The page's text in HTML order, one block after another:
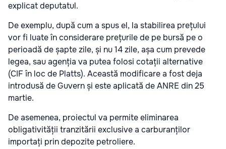
explicat deputatul.
De exemplu, după cum a spus el, la stabilirea prețului
vor fi luate în considerare prețurile de pe bursă pe o
perioadă de șapte zile, și nu 14 zile, așa cum prevede
legea, sau agenția va putea folosi cotații alternative
(CIF în loc de Platts). Această modificare a fost deja
introdusă de Guvern și este aplicată de ANRE din 25
martie.
De asemenea, proiectul va permite eliminarea
obligativității tranzitării exclusive a carburanților
importați prin depozite petroliere.